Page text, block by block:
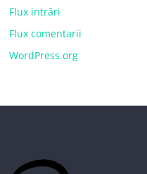
Flux intrări
Flux comentarii
WordPress.org